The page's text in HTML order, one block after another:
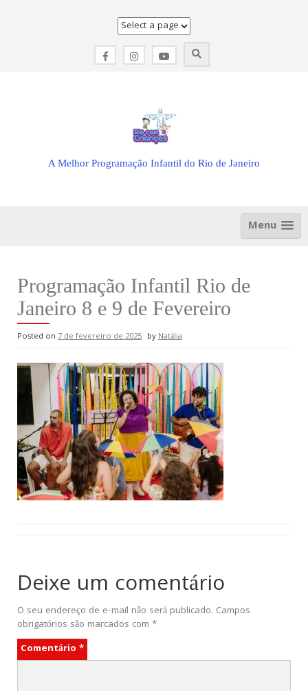
A Melhor Programação Infantil do Rio de Janeiro
Menu
Programação Infantil Rio de
Janeiro 8 e 9 de Fevereiro
Posted on 7 de fevereiro de 2025 byNatália
Deixe um comentário
O seu endereço de e-mail não será publicado. Campos
obrigatórios são marcados com *
Comentário *